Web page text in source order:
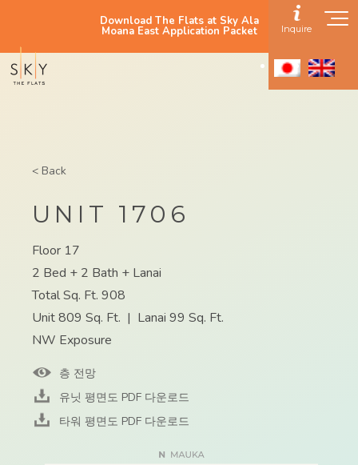
Download The Flats at Sky Ala
Moana East Application Packet Inquire
< Back
UNIT 1706
Floor 17
2 Bed + 2 Bath + Lanai
Total Sq. Ft. 908
Unit 809 Sq. Ft. | Lanai 99 Sq. Ft.
NW Exposure
층 전망
유닛 평면도 PDF 다운로드
타워 평면도 PDF 다운로드